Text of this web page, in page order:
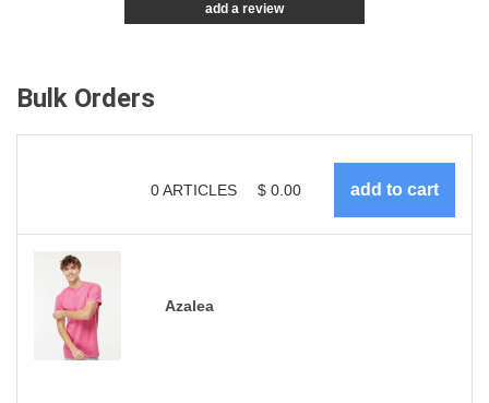
add a review
Bulk Orders
0ARTICLES $ 0.00
Azalea